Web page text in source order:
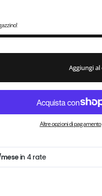
Aggiungi
Altre opzioni di pagamento